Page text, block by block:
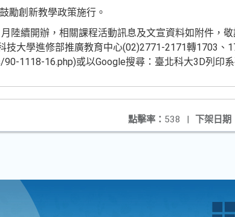
勵創新教學政策施行。
陸續開辦，相關課程活動訊息及文宣資料如附件，敬
技大學進修部推廣教育中心(02)2771-2171轉1703、
1118-16.php)或以Google搜尋：臺北科大3D列印系
下架日期
點擊率： 538 |